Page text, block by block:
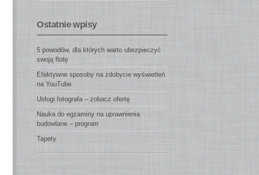
Ostatnie wpisy
5 powodów, dla których warto ubezpieczyć
swoją flotę
Efektywne sposoby na zdobycie wyświetleń
na YouTube
Usługi fotografa – zobacz ofertę
Nauka do egzaminy na uprawnienia
budowlane – program
Tapety